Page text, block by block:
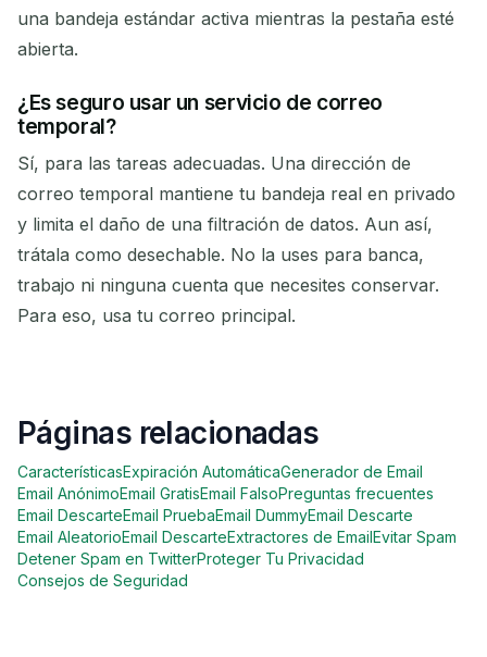
una bandeja estándar activa mientras la pestaña esté
abierta.
¿Es seguro usar un servicio de correo
temporal?
Sí, para las tareas adecuadas. Una dirección de
correo temporal mantiene tu bandeja real en privado
y limita el daño de una filtración de datos. Aun así,
trátala como desechable. No la uses para banca,
trabajo ni ninguna cuenta que necesites conservar.
Para eso, usa tu correo principal.
Páginas relacionadas
CaracterísticasExpiración AutomáticaGenerador de Email
Email AnónimoEmail GratisEmail FalsoPreguntas frecuentes
Email DescarteEmail PruebaEmail DummyEmail Descarte
Email AleatorioEmail DescarteExtractores de EmailEvitar Spam
Detener Spam en TwitterProteger Tu Privacidad
Consejos de Seguridad